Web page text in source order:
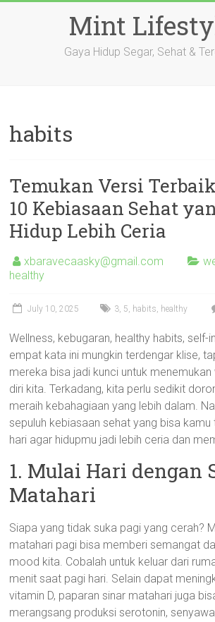
Mint
Gaya Hidup Segar, Sehat &
habits
Temukan Versi
10 Kebiasaan Sehat
Hidup Lebih Ceria
xbaravecaasky@gmail.com
healthy
July 10, 2025 3, 5, habits, healthy
Wellness, kebugaran, healthy habits,
empat kata ini mungkin terdengar klise,
mereka bisa jadi kunci untuk
diri kita. Terkadang, kita perlu sedikit
meraih kebahagiaan yang lebih dalam.
sepuluh kebiasaan sehat yang bisa
hari agar hidupmu jadi lebih ceria dan
1. Mulai Hari dengan
Matahari
Siapa yang tidak suka pagi yang cerah?
matahari pagi bisa memberi semangat
mood kita. Cobalah untuk keluar dari
menit saat pagi hari. Selain dapat
vitamin D, paparan sinar matahari juga
merangsang produksi serotonin,